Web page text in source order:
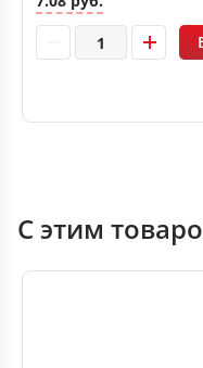
С этим